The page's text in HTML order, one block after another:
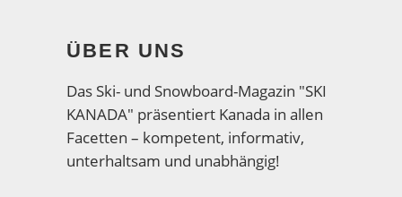
ÜBER UNS
Das Ski- und Snowboard-Magazin "SKI
KANADA" präsentiert Kanada in allen
Facetten – kompetent, informativ,
unterhaltsam und unabhängig!